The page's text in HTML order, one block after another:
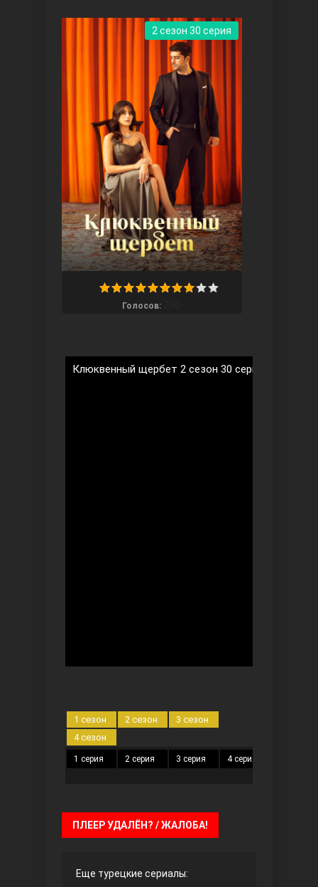
Ветреный холм
Голосов:
2 сезон 30 серия
Клюквенный щербет 2 сезон 30 серия на
1 сезон 2 сезон
3 сезон
4 сезон
1 серия 2 серия 3 серия 4 серия
ПЛЕЕР УДАЛЁН? / ЖАЛОБА!
Еще турецкие сериалы: